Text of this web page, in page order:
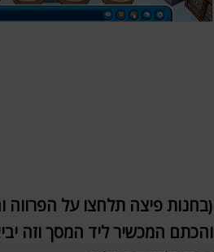
(בחנות פיצה תלחצו על הפרווה
והכתם המכשיר ליד המסך וזה